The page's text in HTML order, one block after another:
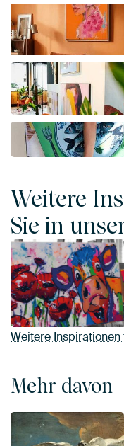
Weitere
Sie in
Weitere
Mehr davon